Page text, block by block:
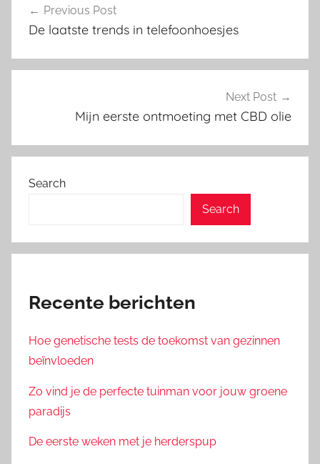
navigation
Previous Post
De laatste trends in telefoonhoesjes
Next Post
Mijn eerste ontmoeting met CBD olie
Search
Search
Recente berichten
Hoe genetische tests de toekomst van gezinnen
beïnvloeden
Zo vind je de perfecte tuinman voor jouw groene
paradijs
De eerste weken met je herderspup